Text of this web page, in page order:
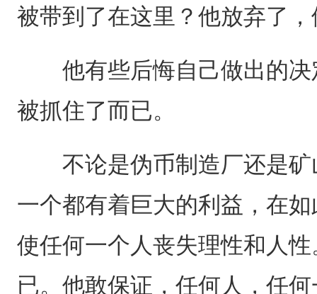
被带到了在这里？他放弃了
他有些后悔自己做出的决
被抓住了而已。
不论是伪币制造厂还是矿
一个都有着巨大的利益，在
使任何一个人丧失理性和人
已。他敢保证，任何人，任